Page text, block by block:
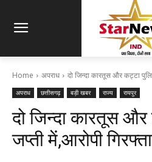
Home अपराध दो जिन्दा कारतूस और कट्टा
अपराध छत्तीसगढ़ बड़ी खबर राज्य रायपुर
दो जिन्दा कारतूस
जप्ती में,आरोपी